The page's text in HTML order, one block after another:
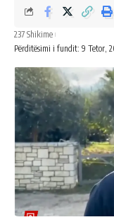
Përditësimi i fundit: 9 Tetor,
237 Shikime